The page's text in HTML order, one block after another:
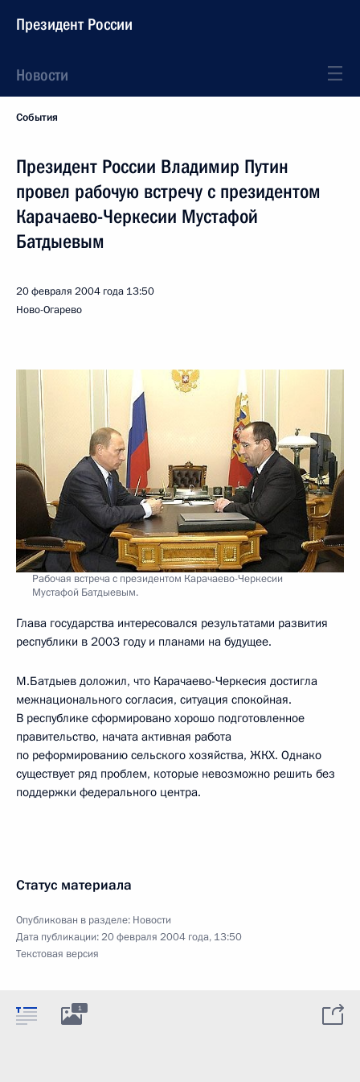
Президент России
Новости
События
Президент России Владимир Путин
провел рабочую встречу с президентом
Карачаево-Черкесии Мустафой
Батдыевым
20 февраля 2004 года 13:50
Ново-Огарево
Рабочая встреча с президентом Карачаево-Черкесии
Мустафой Батдыевым.
Глава государства интересовался результатами развития
республики в 2003 году и планами на будущее.
М.Батдыев доложил, что Карачаево-Черкесия достигла
межнационального согласия, ситуация спокойная.
В республике сформировано хорошо подготовленное
правительство, начата активная работа
по реформированию сельского хозяйства, ЖКХ. Однако
существует ряд проблем, которые невозможно решить без
поддержки федерального центра.
Статус материала
Опубликован в разделе: Новости
Дата публикации:20 февраля 2004 года, 13:50
Текстовая версия
1